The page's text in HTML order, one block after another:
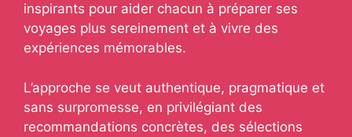
inspirants pour aider chacun à préparer ses
voyages plus sereinement et à vivre des
expériences mémorables.
L’approche se veut authentique, pragmatique et
sans surpromesse, en privilégiant des
recommandations concrètes, des sélections